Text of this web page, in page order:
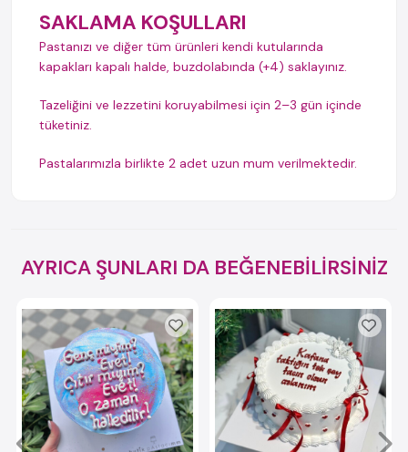
SAKLAMA KOŞULLARI
Pastanızı ve diğer tüm ürünleri kendi kutularında
kapakları kapalı halde, buzdolabında (+4) saklayınız.
Tazeliğini ve lezzetini koruyabilmesi için 2–3 gün içinde
tüketiniz.
Pastalarımızla birlikte 2 adet uzun mum verilmektedir.
AYRICA ŞUNLARI DA BEĞENEBİLİRSİNİZ